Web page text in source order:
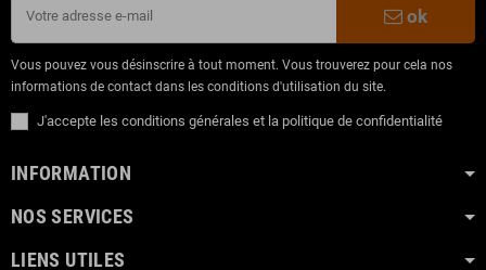
ok
Vous pouvez vous désinscrire à tout moment. Vous trouverez pour cela nos
informations de contact dans les conditions d'utilisation du site.
J'accepte les conditions générales et la politique de confidentialité
INFORMATION
NOS SERVICES
LIENS UTILES